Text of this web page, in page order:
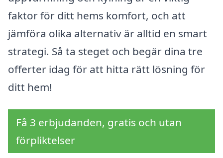
faktor för ditt hems komfort, och att
jämföra olika alternativ är alltid en smart
strategi. Så ta steget och begär dina tre
offerter idag för att hitta rätt lösning för
ditt hem!
Få 3 erbjudanden, gratis och utan
förpliktelser